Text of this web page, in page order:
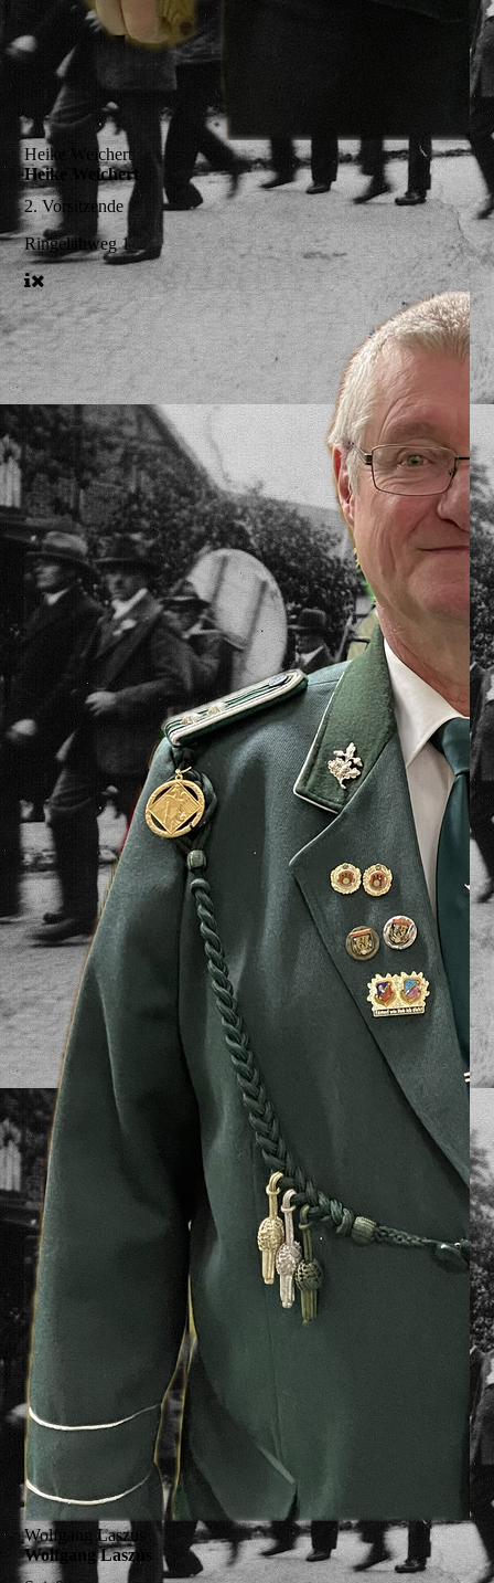
Heike Weichert
Heike Weichert
2. Vorsitzende
Ringelahweg 1
Wolfgang Laszus
Wolfgang Laszus